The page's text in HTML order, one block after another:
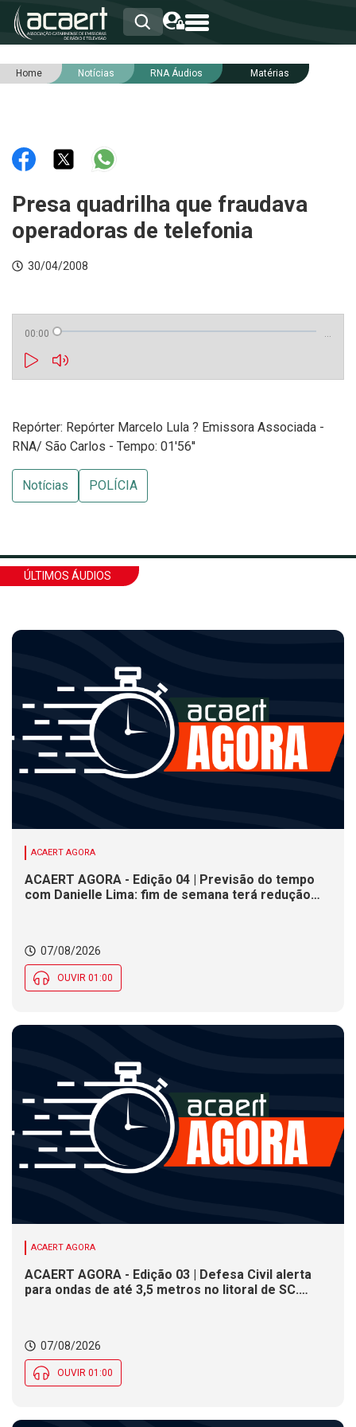
HOME
RNA
NOTÍCIAS
INTEGRIDADE
Home Notícias RNA Áudios Matérias
Presa quadrilha que fraudava
operadoras de telefonia
30/04/2008
00:00 …
Repórter: Repórter Marcelo Lula ? Emissora Associada -
RNA/ São Carlos - Tempo: 01'56''
Notícias POLÍCIA
ÚLTIMOS ÁUDIOS
ACAERT AGORA
ACAERT AGORA - Edição 04 | Previsão do tempo
com Danielle Lima: fim de semana terá redução
07/08/2026
OUVIR 01:00
ACAERT AGORA
ACAERT AGORA - Edição 03 | Defesa Civil alerta
para ondas de até 3,5 metros no litoral de SC.
07/08/2026
OUVIR 01:00